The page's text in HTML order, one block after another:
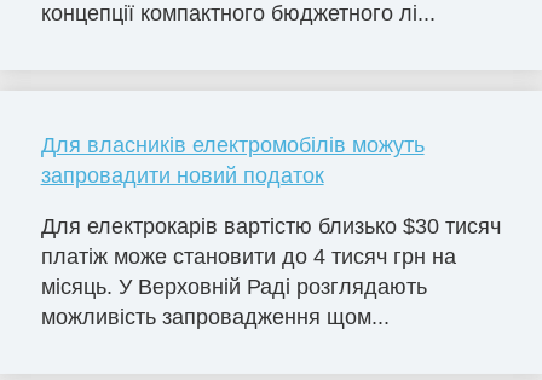
концепції компактного бюджетного лі...
Для власників електромобілів можуть
запровадити новий податок
Для електрокарів вартістю близько $30 тисяч
платіж може становити до 4 тисяч грн на
місяць. У Верховній Раді розглядають
можливість запровадження щом...